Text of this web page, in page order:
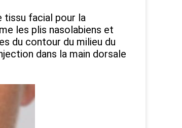
tissu facial pour la
les plis nasolabiens et
du contour du milieu du
dans la main dorsale